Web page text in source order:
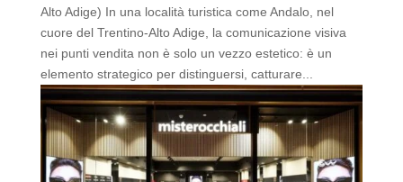
Alto Adige) In una località turistica come Andalo, nel
cuore del Trentino-Alto Adige, la comunicazione visiva
nei punti vendita non è solo un vezzo estetico: è un
elemento strategico per distinguersi, catturare...